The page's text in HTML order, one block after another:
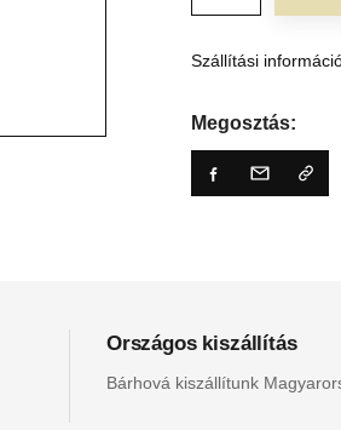
Szállítási
Megosztás:
Országos kiszállítás
Bárhová kiszállítunk